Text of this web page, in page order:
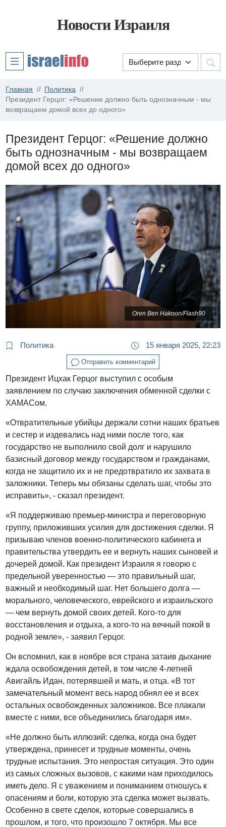
Новости Израиля
Главная
Политика
Президент Герцог: «Решение должно быть однозначным - мы
возвращаем домой всех до одного»
Президент Герцог: «Решение должно
быть однозначным - мы возвращаем
домой всех до одного»
Oren Ben Hakoon/Flash90
Политика 15 января 2025, 22:23
Отправить комментарий
Президент Ицхак Герцог выступил с особым
заявлением по случаю заключения обменной сделки с
ХАМАСом.
«Отвратительные убийцы держали сотни наших братьев
и сестер и издевались над ними после того, как
государство не выполнило свой долг и нарушило
базисный договор между государством и гражданами,
когда не защитило их и не предотвратило их захвата в
заложники. Теперь мы обязаны сделать шаг, чтобы это
исправить», - сказал президент.
«Я поддерживаю премьер-министра и переговорную
группу, приложивших усилия для достижения сделки. Я
призываю членов военно-политического кабинета и
правительства утвердить ее и вернуть наших сыновей и
дочерей домой. Как президент Израиля я говорю с
предельной уверенностью — это правильный шаг,
важный и необходимый шаг. Нет большего долга —
морального, человеческого, еврейского и израильского
— чем вернуть домой своих детей. Кого-то для
восстановления и отдыха, а кого-то на вечный покой в
родной земле», - заявил Герцог.
Он вспомнил, как в ноябре вся страна затаив дыхание
ждала освобождения детей, в том числе 4-летней
Авигайль Идан, потерявшей и мать, и отца. «В тот
замечательный момент весь народ обнял ее и всех
остальных освобожденных заложников. Все плакали
вместе с ними, все объединились благодаря им».
«Не должно быть иллюзий: сделка, когда она будет
утверждена, принесет и трудные моменты, очень
трудные испытания. Это непростая ситуация. Это один
из самых сложных вызовов, с какими нам приходилось
иметь дело. Я с уважением и пониманием отношусь к
опасениям и боли, которую эта сделка может вызвать.
Особенно в свете сделок, которые совершались в
прошлом, и того, что произошло 7 октября. Мы все